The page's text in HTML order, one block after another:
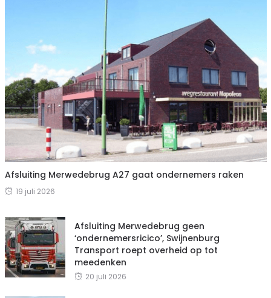
Afsluiting Merwedebrug A27 gaat ondernemers raken
19 juli 2026
Afsluiting Merwedebrug geen
‘ondernemersricico’, Swijnenburg
Transport roept overheid op tot
meedenken
20 juli 2026